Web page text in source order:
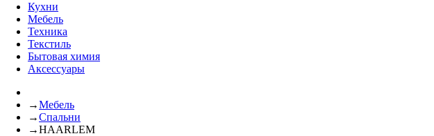
Кухни
Мебель
Техника
Текстиль
Бытовая химия
Аксессуары
→Мебель
→Спальни
→HAARLEM